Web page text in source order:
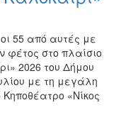
55 από αυτές με
φέτος στο πλαίσιο
2026 του Δήμου
με τη μεγάλη
«Νίκος